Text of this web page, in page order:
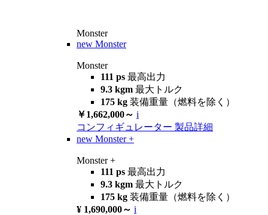
Monster
new Monster
Monster
111 ps 最高出力
9.3 kgm 最大トルク
175 kg 装備重量（燃料を除く）
￥1,662,000～ i
コンフィギュレーター 製品詳細
new Monster +
Monster +
111 ps 最高出力
9.3 kgm 最大トルク
175 kg 装備重量（燃料を除く）
¥ 1,690,000～ i